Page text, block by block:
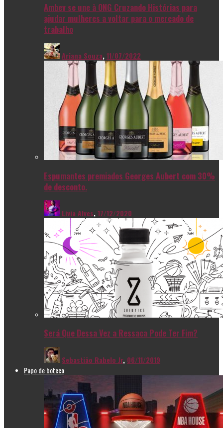
Ambev se une à ONG Cruzando Histórias para
ajudar mulheres a voltar para o mercado de
trabalho
Ariana Souza,11/07/2022
Espumantes premiados Georges Aubert com 30%
de desconto.
Livia Alves,17/12/2020
Será Que Dessa Vez a Ressaca Pode Ter Fim?
Sebastião Rabelo Jr, 06/11/2019
Papo de boteco